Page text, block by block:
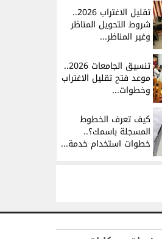
تقليل الاغتراب 2026..
شروط التحويل المناظر
وغير المناظر...
تنسيق الجامعات 2026..
موعد فتح تقليل الاغتراب
وخطوات...
كيف تعرف الخطوط
المسجلة باسمك؟..
خطوات استخدام خدمة...